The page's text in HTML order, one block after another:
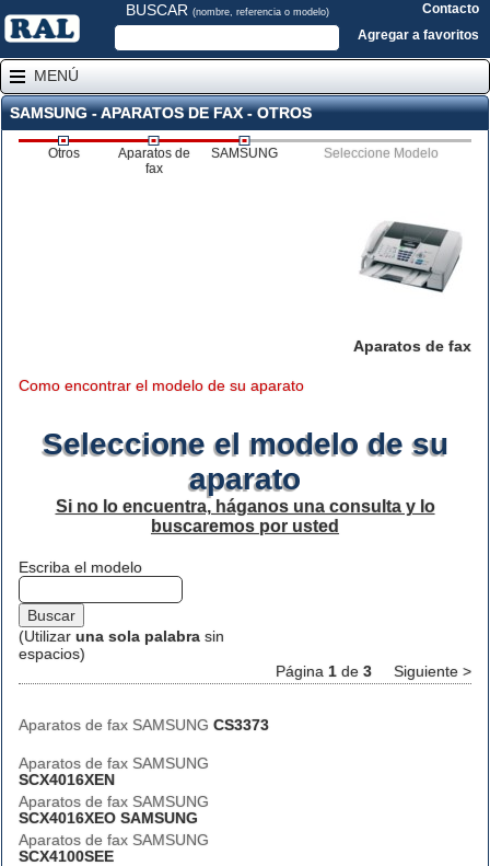
BUSCAR (nombre, referencia o modelo)
Contacto
Agregar a favoritos
MENÚ
SAMSUNG - APARATOS DE FAX - OTROS
Otros
Aparatos de
fax
SAMSUNG Seleccione Modelo
Aparatos de fax
Como encontrar el modelo de su aparato
Seleccione el modelo de su
aparato
Si no lo encuentra, háganos una consulta y lo
buscaremos por usted
Escriba el modelo
(Utilizar una sola palabra sin
espacios)
Página 1 de 3 Siguiente >
Aparatos de fax SAMSUNG CS3373
Aparatos de fax SAMSUNG
SCX4016XEN
Aparatos de fax SAMSUNG
SCX4016XEO SAMSUNG
Aparatos de fax SAMSUNG
SCX4100SEE